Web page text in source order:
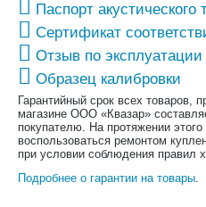
Паспорт
Сертификат
Отзыв по
Образец калибровки
Гарантийный срок всех товаров,
магазине ООО «Квазар»
покупателю. На протяжении
воспользоваться ремонтом
при условии соблюдения правил
Подробнее о гарантии на товары.